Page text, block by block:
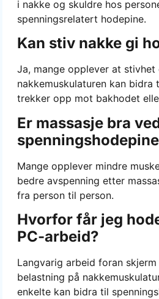
i nakke og skuldre hos
spenningsrelatert hodepine.
Kan stiv nakke gi
Ja, mange opplever at stivhet
nakkemuskulaturen kan bidra
trekker opp mot bakhodet
Er massasje bra
Mange opplever mindre
bedre avspenning etter
fra person til person.
Hvorfor får jeg
PC-arbeid?
Langvarig arbeid foran
belastning på
enkelte kan bidra til